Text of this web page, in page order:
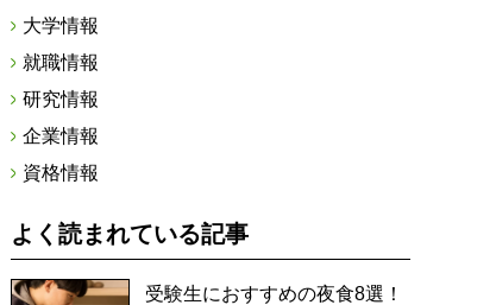
大学情報
就職情報
研究情報
企業情報
資格情報
よく読まれている記事
受験生におすすめの夜食8選！